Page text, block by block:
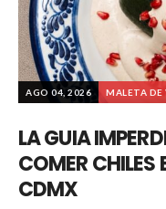
AGO 04, 2026 MALETA DE
LA GUIA
COMER CHILES
CDMX